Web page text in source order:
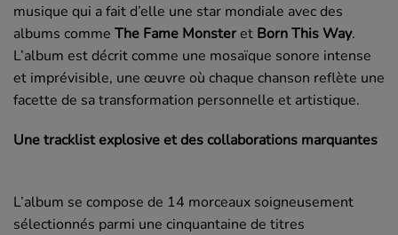
musique qui a fait d’elle une star mondiale avec des
albums comme The Fame Monsteret Born This Way.
L’album est décrit comme une mosaïque sonore intense
et imprévisible, une œuvre où chaque chanson reflète une
facette de sa transformation personnelle et artistique.
Une tracklist explosive et des collaborations marquantes
L’album se compose de 14 morceaux soigneusement
sélectionnés parmi une cinquantaine de titres